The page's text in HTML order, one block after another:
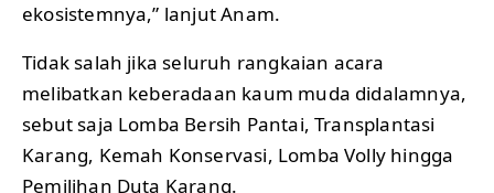
ekosistemnya,” lanjut Anam.
Tidak salah jika seluruh rangkaian acara
melibatkan keberadaan kaum muda didalamnya,
sebut saja Lomba Bersih Pantai, Transplantasi
Karang, Kemah Konservasi, Lomba Volly hingga
Pemilihan Duta Karang.